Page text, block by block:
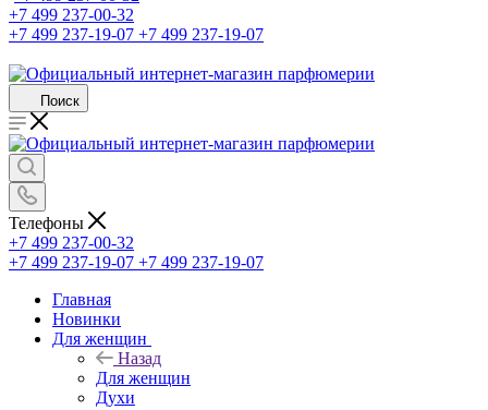
+7 499 237-00-32
+7 499 237-19-07 +7 499 237-19-07
Поиск
Телефоны
+7 499 237-00-32
+7 499 237-19-07 +7 499 237-19-07
Главная
Новинки
Для женщин
Назад
Для женщин
Духи